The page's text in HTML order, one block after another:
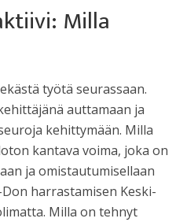
Milla
työtä seurassaan.
auttamaan ja
kehittymään. Milla
kantava voima, joka on
ja omistautumisellaan
harrastamisen Keski-
Milla on tehnyt